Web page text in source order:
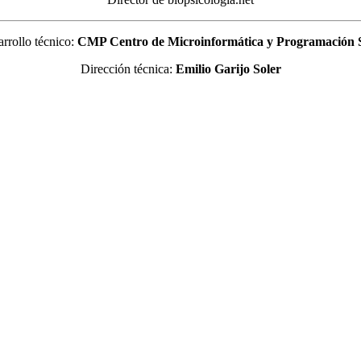
técnico: CMP Centro de Microinformática y Programación
Dirección técnica: Emilio Garijo Soler